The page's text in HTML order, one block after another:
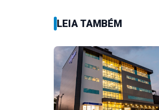
LEIA TAMBÉM